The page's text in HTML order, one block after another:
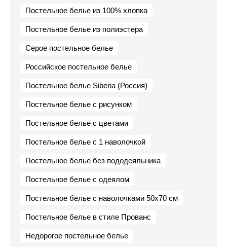
Постельное белье из 100% хлопка
Постельное белье из полиэстера
Серое постельное белье
Российское постельное белье
Постельное белье Siberia (Россия)
Постельное белье с рисунком
Постельное белье с цветами
Постельное белье с 1 наволочкой
Постельное белье без пододеяльника
Постельное белье с одеялом
Постельное белье с наволочками 50х70 см
Постельное белье в стиле Прованс
Недорогое постельное белье